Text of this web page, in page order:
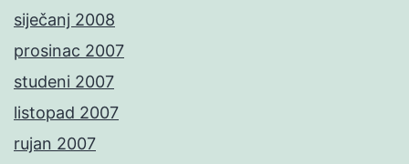
siječanj 2008
prosinac 2007
studeni 2007
listopad 2007
rujan 2007